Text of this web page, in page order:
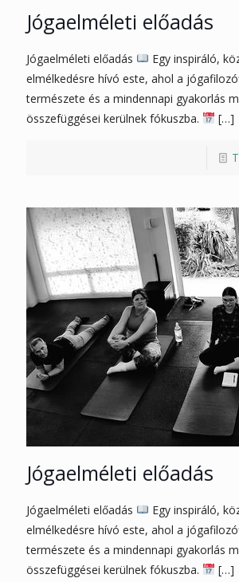
Jógaelméleti előadás
Jógaelméleti előadás
Egy inspiráló,
elmélkedésre hívó este, ahol a
természete és a mindennapi gyakorlás
összefüggései kerülnek fókuszba.
[…]
Jógaelméleti előadás
Jógaelméleti előadás
Egy inspiráló,
elmélkedésre hívó este, ahol a
természete és a mindennapi gyakorlás
összefüggései kerülnek fókuszba.
[…]